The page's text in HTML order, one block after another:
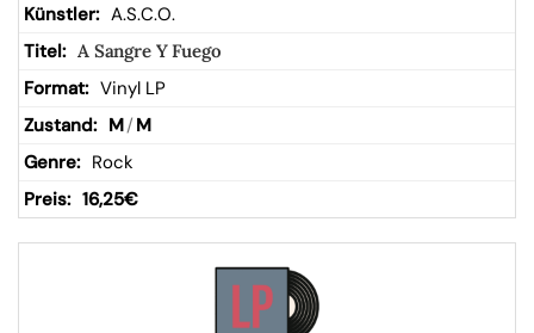
A.S.C.O.
A Sangre Y Fuego
Vinyl LP
M/ M
Rock
16,25€